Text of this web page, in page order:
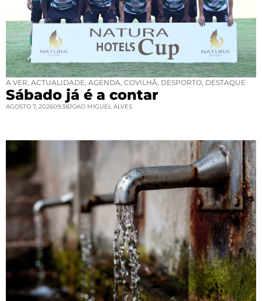
A VER, ACTUALIDADE, AGENDA, COVILHÃ, DESPORTO, DESTAQUE
Sábado já é a contar
AGOSTO 7, 202609:38JOAO MIGUEL ALVES